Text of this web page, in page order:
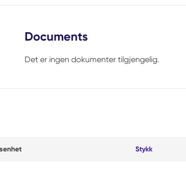
Documents
Det er ingen dokumenter tilgjengelig.
Stykk